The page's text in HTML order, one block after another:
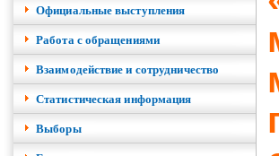
Официальные выступления
Работа с обращениями
Взаимодействие и сотрудничество
Cтатистическая информация
Выборы